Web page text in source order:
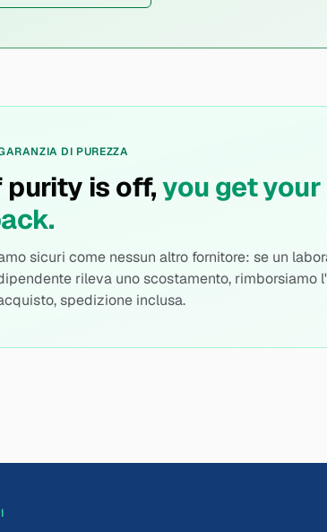
DI PUREZZA
purity is off,you get
sicuri come nessun altro fornitore: se un
rileva uno scostamento, rimborsiamo
spedizione inclusa.